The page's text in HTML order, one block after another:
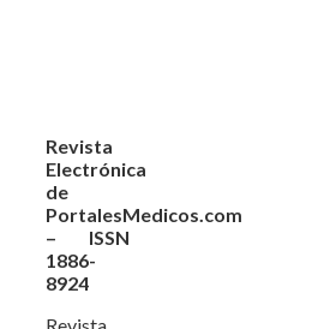
Revista
Electrónica
de
PortalesMedicos.com
– ISSN
1886-
8924